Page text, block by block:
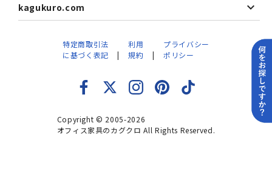
kagukuro.com
Copyright © 2005-2026
オフィス家具のカグクロ All Rights Reserved.
特定商取引法
に基づく表記
利用
規約
プライバシー
ポリシー